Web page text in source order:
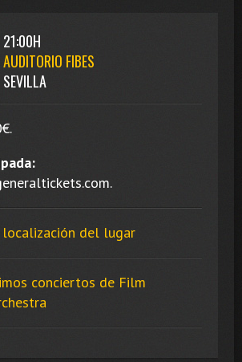
21:00H
AUDITORIO FIBES
SEVILLA
€.
localización del lugar
conciertos de Film